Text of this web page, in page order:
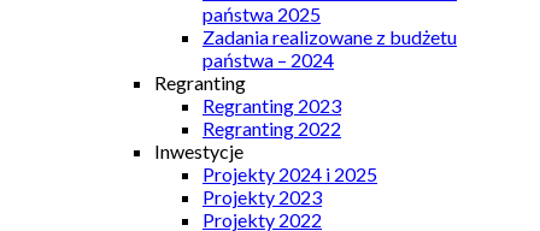
państwa 2025
Zadania realizowane z budżetu
państwa – 2024
Regranting
Regranting 2023
Regranting 2022
Inwestycje
Projekty 2024 i 2025
Projekty 2023
Projekty 2022